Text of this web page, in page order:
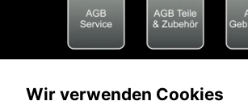
Wir verwenden Cookies